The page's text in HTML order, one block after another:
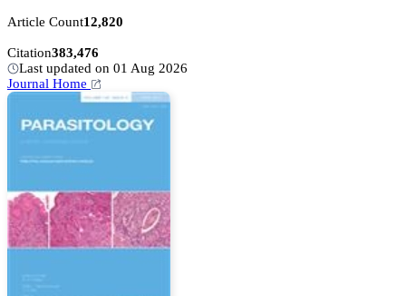
Article Count12,820
Citation383,476
Last updated on 01 Aug 2026
Journal Home